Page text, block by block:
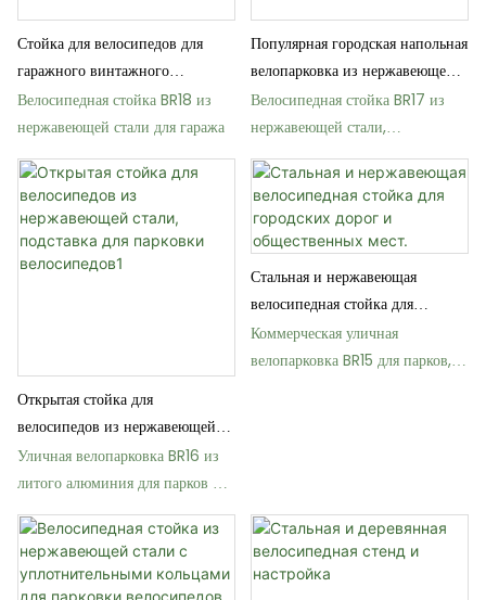
Стойка для велосипедов для
гаражного винтажного
велосипедного стенда
Велосипедная стойка BR18 из
нержавеющей стали для гаража
Популярная городская напольная
велопарковка из нержавеющей
стали.
Велосипедная стойка BR17 из
нержавеющей стали,
устанавливаемая на пол, для
использования в городе.
Открытая стойка для
велосипедов из нержавеющей
стали, подставка для парковки
велосипедов1
Уличная велопарковка BR16 из
литого алюминия для парков и
улиц
Стальная и нержавеющая
велосипедная стойка для
городских дорог и
общественных мест.
Коммерческая уличная
велопарковка BR15 для парков,